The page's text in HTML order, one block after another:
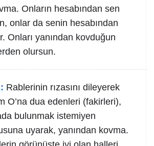
Onların hesabından sen
onlar da senin hesabından
Onları yanından kovduğun
olursun.
Rablerinin rızasını dileyerek
O’na dua edenleri (fakirleri),
bulunmak istemiyen
uyarak, yanından kovma.